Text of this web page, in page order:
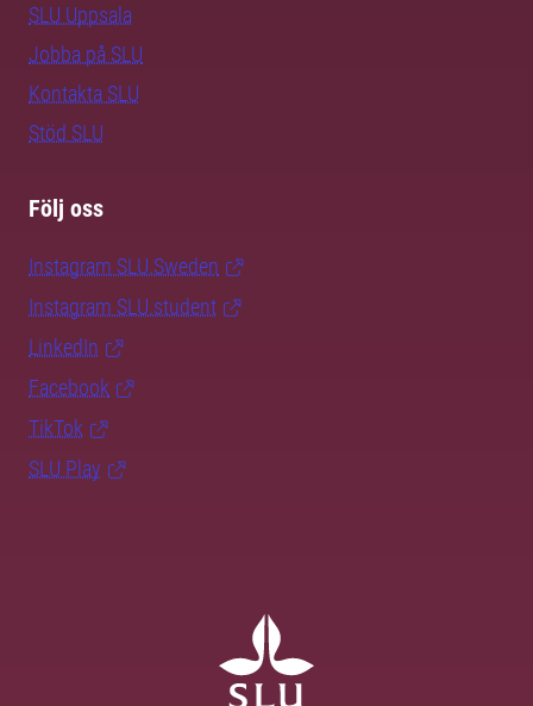
SLU Uppsala
Jobba på SLU
Kontakta SLU
Stöd SLU
Följ oss
Instagram SLU.Sweden
Instagram SLU.student
LinkedIn
Facebook
TikTok
SLU Play